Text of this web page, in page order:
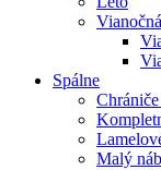
Spálne
Malý